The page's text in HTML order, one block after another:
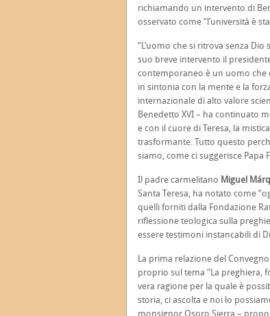
richiamando un intervento di
osservato come “l’università è
“L’uomo che si ritrova senza
suo breve intervento il
contemporaneo è un uomo che
in sintonia con la mente e la
internazionale di alto valore
Benedetto XVI – ha continuato
e con il cuore di Teresa, la
trasformante. Tutto questo
siamo, come ci suggerisce Papa
Il padre carmelitano Miguel
Santa Teresa, ha notato come
quelli forniti dalla Fondazione
riflessione teologica sulla
essere testimoni instancabili di
La prima relazione del
proprio sul tema “La preghiera,
vera ragione per la quale è
storia, ci ascolta e noi lo
monsignor Osoro Sierra –